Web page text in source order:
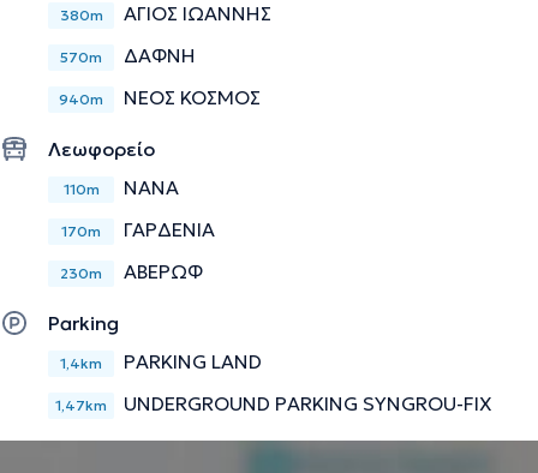
380m ΑΓΙΟΣ ΙΩΑΝΝΗΣ
570m ΔΑΦΝΗ
940m ΝΕΟΣ ΚΟΣΜΟΣ
Λεωφορείο
110m ΝΑΝΑ
170m ΓΑΡΔΕΝΙΑ
230m ΑΒΕΡΩΦ
Parking
1,4km PARKING LAND
1,47km UNDERGROUND PARKING SYNGROU-FIX